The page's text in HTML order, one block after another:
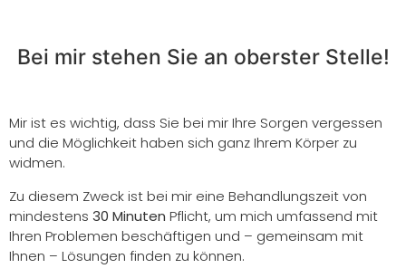
Bei mir stehen Sie an oberster Stelle!
Mir ist es wichtig, dass Sie bei mir Ihre Sorgen vergessen
und die Möglichkeit haben sich ganz Ihrem Körper zu
widmen.
Zu diesem Zweck ist bei mir eine Behandlungszeit von
mindestens 30 Minuten Pflicht, um mich umfassend mit
Ihren Problemen beschäftigen und – gemeinsam mit
Ihnen – Lösungen finden zu können.